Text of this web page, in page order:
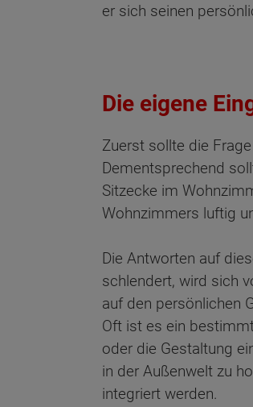
er sich seinen
Die eigene
Zuerst sollte die
Dementsprechend
Sitzecke im
Wohnzimmers luftig
Die Antworten auf
schlendert, wird sich
auf den persönlichen
Oft ist es ein
oder die Gestaltung
in der Außenwelt zu
integriert werden.